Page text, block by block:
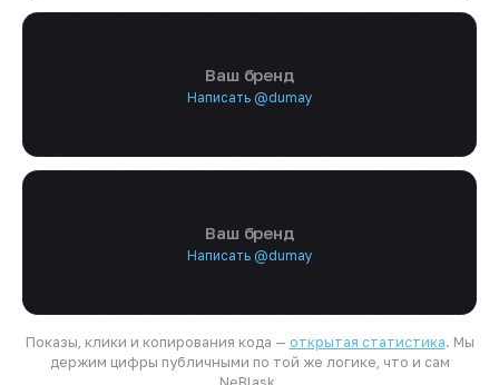
Ваш бренд
Написать @dumay
Ваш бренд
Написать @dumay
Показы, клики и копирования кода — открытая статистика. Мы
держим цифры публичными по той же логике, что и сам